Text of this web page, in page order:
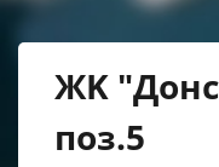
ЖK
поз.5